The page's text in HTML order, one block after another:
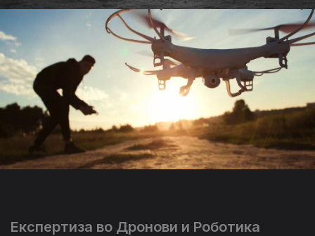
Експертиза во Дронови и Роботика